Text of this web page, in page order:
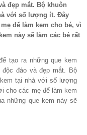
đẹp mắt. Bộ khuôn
với số lượng ít. Đây
để làm kem cho bé, vì
này sẽ làm các bé rất
tạo ra những que kem
đáo và đẹp mắt. Bộ
tại nhà với số lượng
cho các mẹ để làm kem
những que kem này sẽ